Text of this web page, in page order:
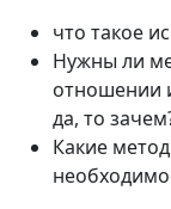
что такое
Нужны ли
отношении
да, то
Какие